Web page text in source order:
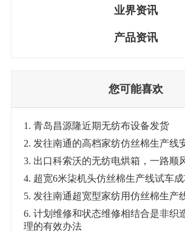
业界资讯
产品资讯
您可能喜欢
1. 青岛昌源隆近期无纺布设备发货
2. 发往南通的高档家纺仿丝棉生产线
3. 出口科索沃的无纺电烘箱，一路顺
4. 超宽6米柒机头仿丝棉生产线试车成
5. 发往南通超宽型家纺用仿丝棉生产
6. 计划维修和状态维修相结合是非织
理的有效办法